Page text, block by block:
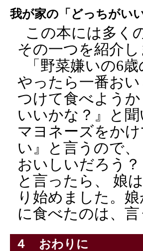
我が家の「どっちがい
この本には多く
その一つを紹介し
「野菜嫌いの6
やったら一番お
つけて食べよう
いいかな？』と
マヨネーズをか
い』と言うので
おいしいだろう
と言ったら、 娘
り始めました。
に食べたのは、
４ おわりに